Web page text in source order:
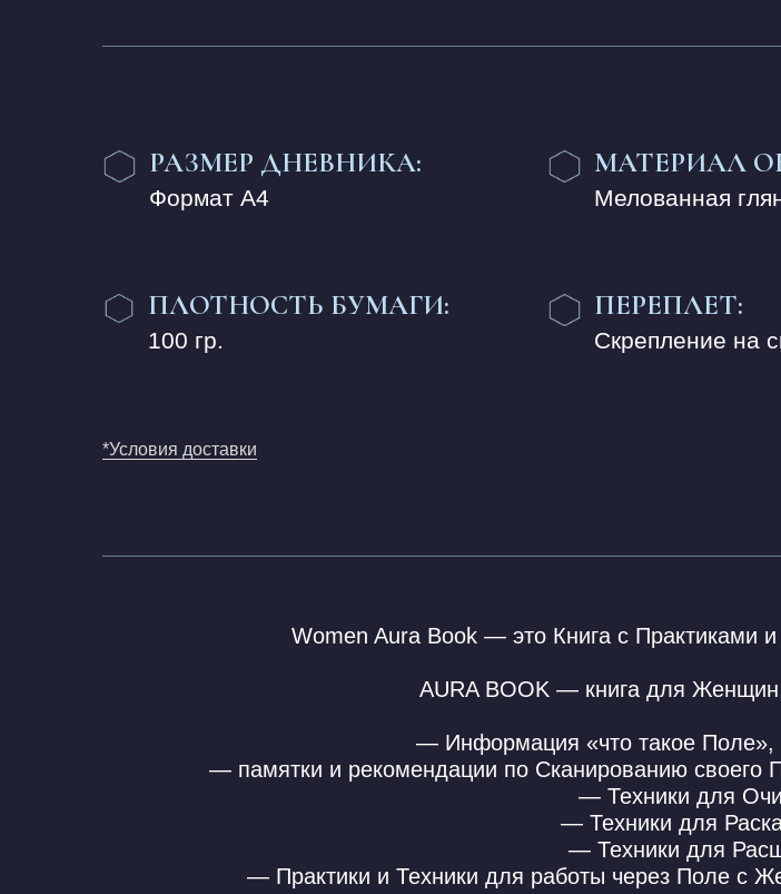
*Условия доставки
РАЗМЕР ДНЕВНИКА:
Формат А4
МАТЕРИАЛ
Мелованная
ПЛОТНОСТЬ БУМАГИ:
100 гр.
ПЕРЕПЛЕТ:
Скрепление на
Women Aura Book — это Книга с Практиками
AURA BOOK — книга для
— Информация «что такое Поле»,
— памятки и рекомендации по Сканированию своего
— Техники для
— Техники для
— Техники для
— Практики и Техники для работы через Поле с